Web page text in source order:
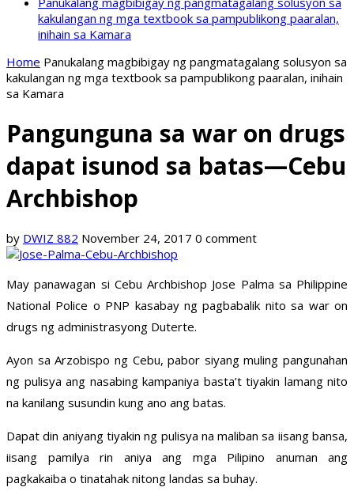
kakulangan ng mga textbook sa pampublikong paaralan,
inihain sa Kamara
Home Panukalang magbibigay ng pangmatagalang solusyon sa
kakulangan ng mga textbook sa pampublikong paaralan, inihain
sa Kamara
Pangunguna sa war on drugs
dapat isunod sa batas—Cebu
Archbishop
by DWIZ 882 November 24, 2017 0 comment
May panawagan si Cebu Archbishop Jose Palma sa Philippine
National Police o PNP kasabay ng pagbabalik nito sa war on
drugs ng administrasyong Duterte.
Ayon sa Arzobispo ng Cebu, pabor siyang muling pangunahan
ng pulisya ang nasabing kampaniya basta’t tiyakin lamang nito
na kanilang susundin kung ano ang batas.
Dapat din aniyang tiyakin ng pulisya na maliban sa iisang bansa,
iisang pamilya rin aniya ang mga Pilipino anuman ang
pagkakaiba o tinatahak nitong landas sa buhay.